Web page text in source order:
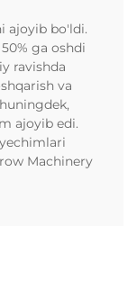
ajoyib bo'ldi.
ga oshdi
ravishda
va
ajoyib edi.
Machinery